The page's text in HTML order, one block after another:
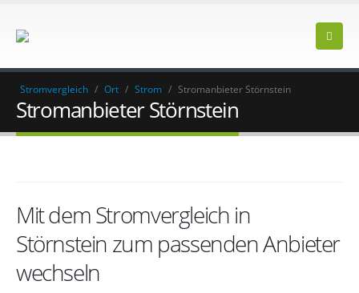
Stromvergleich / Ort / Strom / Stromanbieter Störnstein
Stromanbieter Störnstein
Mit dem Stromvergleich in
Störnstein zum passenden Anbieter
wechseln